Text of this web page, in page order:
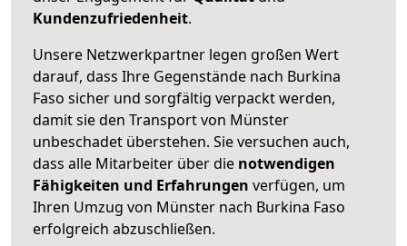
Kundenzufriedenheit.
Unsere Netzwerkpartner legen großen Wert
darauf, dass Ihre Gegenstände nach Burkina
Faso sicher und sorgfältig verpackt werden,
damit sie den Transport von Münster
unbeschadet überstehen. Sie versuchen auch,
dass alle Mitarbeiter über die notwendigen
Fähigkeiten und Erfahrungen verfügen, um
Ihren Umzug von Münster nach Burkina Faso
erfolgreich abzuschließen.